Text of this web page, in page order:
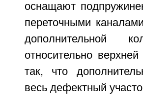
оснащают
переточными
дополнительной
относительно
так, что
весь дефектный